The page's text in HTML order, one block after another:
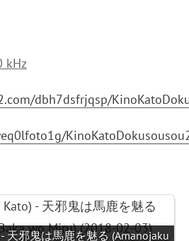
kHz
dbh7dsfrjqsp/
天邪鬼は馬鹿を魅る (Amanojaku